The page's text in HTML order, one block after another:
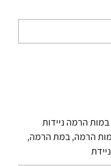
הרמה ניידות
הרמה,במת הרמה,